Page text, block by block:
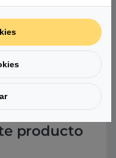
tiene
de los
producto